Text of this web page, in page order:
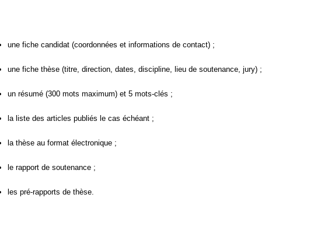
une fiche candidat (coordonnées et informations de contact) ;
une fiche thèse (titre, direction, dates, discipline, lieu de soutenance, jury) ;
un résumé (300 mots maximum) et 5 mots-clés ;
la liste des articles publiés le cas échéant ;
la thèse au format électronique ;
le rapport de soutenance ;
les pré-rapports de thèse.